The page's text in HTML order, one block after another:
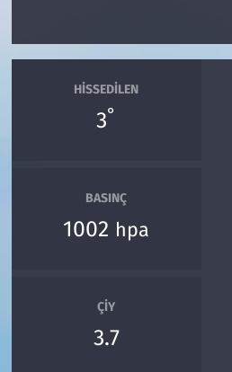
HISSEDILEN
3°
BASINÇ
1002 hpa
ÇIY
3.7